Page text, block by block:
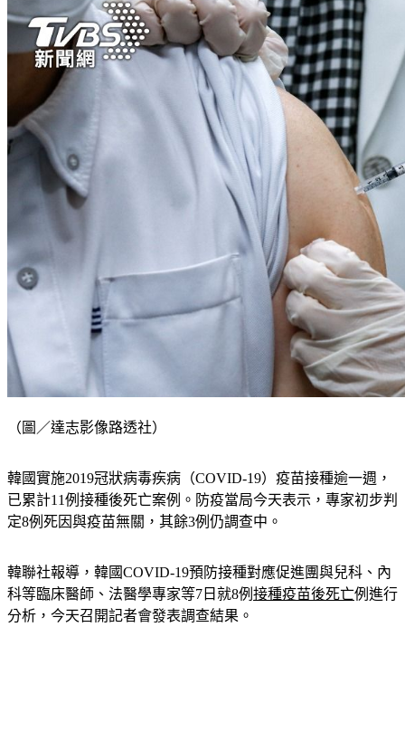
（圖／達志影像路透社）
韓國實施2019冠狀病毒疾病（COVID-19）疫苗接種逾一週，
已累計11例接種後死亡案例。防疫當局今天表示，專家初步判
定8例死因與疫苗無關，其餘3例仍調查中。
韓聯社報導，韓國COVID-19預防接種對應促進團與兒科、內
科等臨床醫師、法醫學專家等7日就8例 接種疫苗後死亡例進行
分析，今天召開記者會發表調查結果。